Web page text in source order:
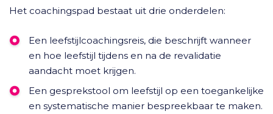
Het coachingspad bestaat uit drie onderdelen:
Een leefstijlcoachingsreis, die beschrijft wanneer
en hoe leefstijl tijdens en na de revalidatie
aandacht moet krijgen.
Een gesprekstool om leefstijl op een toegankelijke
en systematische manier bespreekbaar te maken.